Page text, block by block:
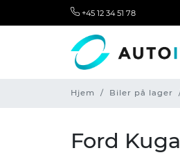
+45 12 34 51 78
Hjem Biler på lager
Ford Kuga